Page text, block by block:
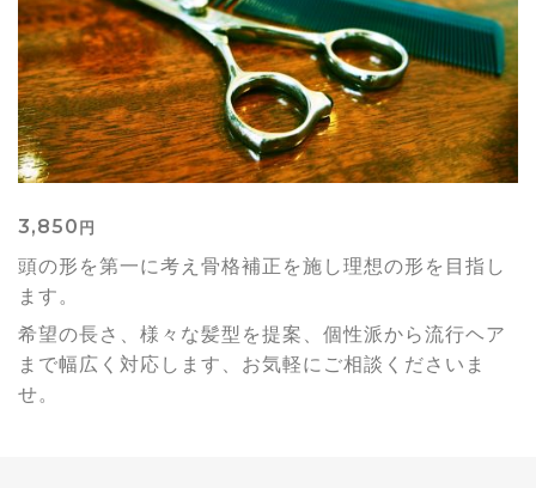
3,850 円
頭の形を第一に考え 骨格補正を施し理想の形を目指し
ます。
希望の長さ、様々な髪型を提案、個性派から流行ヘア
まで幅広く対応します、お気軽にご相談くださいま
せ。